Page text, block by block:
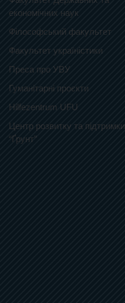
економічних наук
Філософський факультет
Факультет україністики
Преса про УВУ
Гуманітарні проєкти
Hilfezentrum UFU
Центр розвитку та підтримки
“Ґрунт”